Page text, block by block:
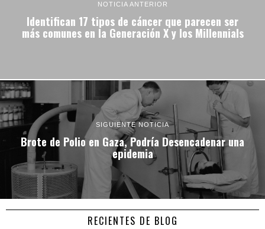
NOTICIA ANTERIOR
Identifican 17 tipos de cáncer que parecen ser
más comunes en la Generación X y los Millennials
SIGUIENTE NOTICIA
Brote de Polio en Gaza, Podría Desencadenar una
epidemia
RECIENTES DE BLOG